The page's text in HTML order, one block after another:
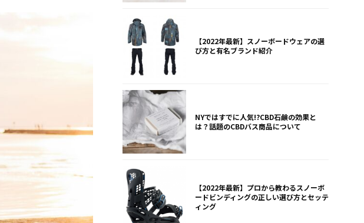
【2022年最新】スノーボードウェアの選
び方と有名ブランド紹介
NYではすでに人気!?CBD石鹸の効果と
は？話題のCBDバス商品について
【2022年最新】プロから教わるスノーボ
ードビンディングの正しい選び方とセッテ
ィング